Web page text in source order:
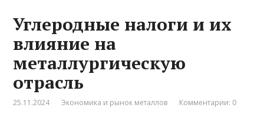
Углеродные налоги и их
влияние на
металлургическую
отрасль
25.11.2024 Экономика и рынок металлов Комментарии: 0